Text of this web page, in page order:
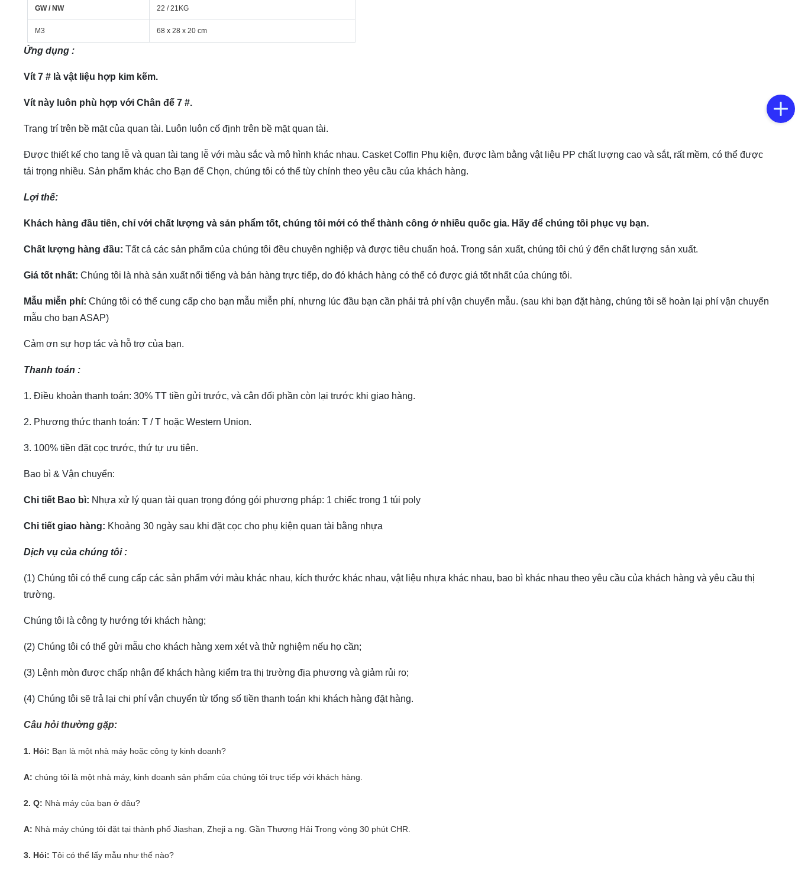
GW / NW 22 / 21KG
M3 68 x 28 x 20 cm
Ứng dụng :
Vít 7 # là vật liệu hợp kim kẽm.
Vít này luôn phù hợp với Chân đế 7 #.
Trang trí trên bề mặt của quan tài. Luôn luôn cố định trên bề mặt quan tài.
Được thiết kế cho tang lễ và quan tài tang lễ với màu sắc và mô hình khác nhau. Casket Coffin Phụ kiện, được làm bằng vật liệu PP chất lượng cao và sắt, rất mềm, có thể được
tải trọng nhiều. Sản phẩm khác cho Bạn để Chọn, chúng tôi có thể tùy chỉnh theo yêu cầu của khách hàng.
Lợi thế:
Khách hàng đầu tiên, chỉ với chất lượng và sản phẩm tốt, chúng tôi mới có thể thành công ở nhiều quốc gia. Hãy để chúng tôi phục vụ bạn.
Chất lượng hàng đầu: Tất cả các sản phẩm của chúng tôi đều chuyên nghiệp và được tiêu chuẩn hoá. Trong sản xuất, chúng tôi chú ý đến chất lượng sản xuất.
Giá tốt nhất: Chúng tôi là nhà sản xuất nổi tiếng và bán hàng trực tiếp, do đó khách hàng có thể có được giá tốt nhất của chúng tôi.
Mẫu miễn phí: Chúng tôi có thể cung cấp cho bạn mẫu miễn phí, nhưng lúc đầu bạn cần phải trả phí vận chuyển mẫu. (sau khi bạn đặt hàng, chúng tôi sẽ hoàn lại phí vận chuyển
mẫu cho bạn ASAP)
Cảm ơn sự hợp tác và hỗ trợ của bạn.
Thanh toán :
1. Điều khoản thanh toán: 30% TT tiền gửi trước, và cân đối phần còn lại trước khi giao hàng.
2. Phương thức thanh toán: T / T hoặc Western Union.
3. 100% tiền đặt cọc trước, thứ tự ưu tiên.
Bao bì & Vận chuyển:
Chi tiết Bao bì: Nhựa xử lý quan tài quan trọng đóng gói phương pháp: 1 chiếc trong 1 túi poly
Chi tiết giao hàng: Khoảng 30 ngày sau khi đặt cọc cho phụ kiện quan tài bằng nhựa
Dịch vụ của chúng tôi :
(1) Chúng tôi có thể cung cấp các sản phẩm với màu khác nhau, kích thước khác nhau, vật liệu nhựa khác nhau, bao bì khác nhau theo yêu cầu của khách hàng và yêu cầu thị
trường.
Chúng tôi là công ty hướng tới khách hàng;
(2) Chúng tôi có thể gửi mẫu cho khách hàng xem xét và thử nghiệm nếu họ cần;
(3) Lệnh mòn được chấp nhận để khách hàng kiểm tra thị trường địa phương và giảm rủi ro;
(4) Chúng tôi sẽ trả lại chi phí vận chuyển từ tổng số tiền thanh toán khi khách hàng đặt hàng.
Câu hỏi thường gặp:
1. Hỏi: Bạn là một nhà máy hoặc công ty kinh doanh?
A: chúng tôi là một nhà máy, kinh doanh sản phẩm của chúng tôi trực tiếp với khách hàng.
2. Q: Nhà máy của bạn ở đâu?
A: Nhà máy chúng tôi đặt tại thành phố Jiashan, Zheji a ng. Gần Thượng Hải Trong vòng 30 phút CHR.
3. Hỏi: Tôi có thể lấy mẫu như thế nào?